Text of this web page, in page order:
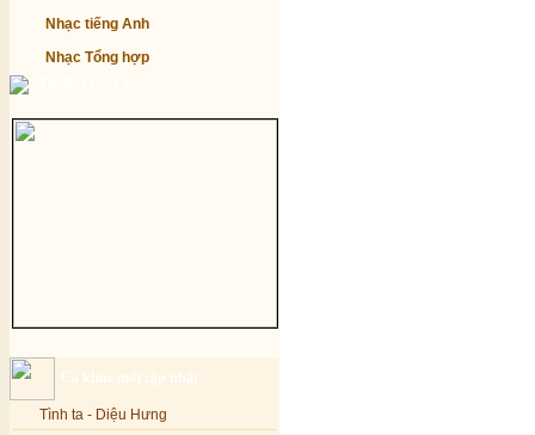
Nhạc tiếng Anh
Nhạc Tổng hợp
Ca khúc mới cập nhật
Tình ta - Diệu Hưng